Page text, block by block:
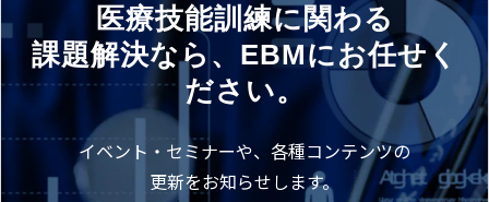
医療技能訓練に関わる
課題解決なら、EBMにお任せく
ださい。
イベント・セミナーや、各種コンテンツの
更新をお知らせします。